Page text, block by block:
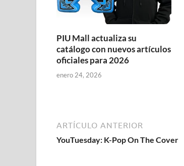
PIU Mall actualiza su
catálogo con nuevos artículos
oficiales para 2026
enero 24, 2026
ARTÍCULO ANTERIOR
YouTuesday: K-Pop On The Cover